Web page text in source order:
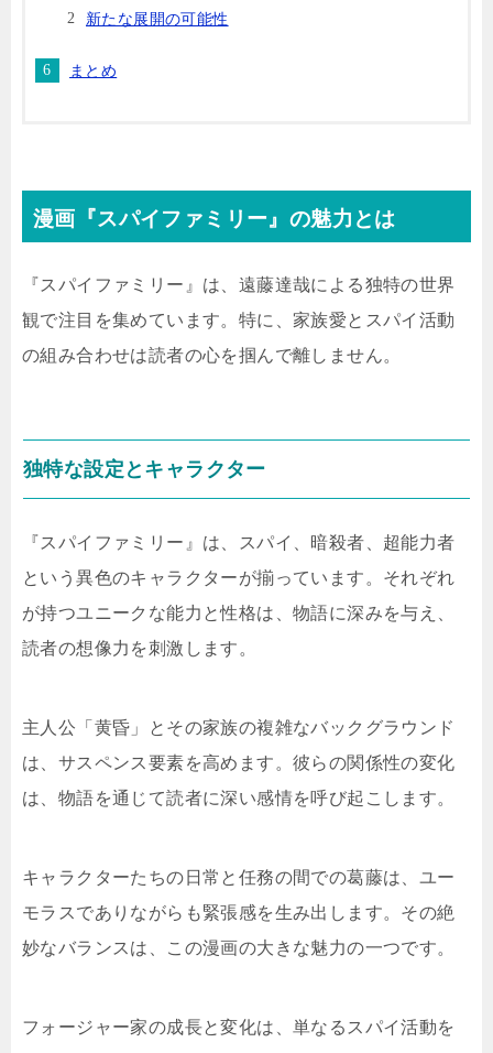
新たな展開の可能性
まとめ
漫画『スパイファミリー』の魅力とは
『スパイファミリー』は、遠藤達哉による独特の世界
観で注目を集めています。特に、家族愛とスパイ活動
の組み合わせは読者の心を掴んで離しません。
独特な設定とキャラクター
『スパイファミリー』は、スパイ、暗殺者、超能力者
という異色のキャラクターが揃っています。それぞれ
が持つユニークな能力と性格は、物語に深みを与え、
読者の想像力を刺激します。
主人公「黄昏」とその家族の複雑なバックグラウンド
は、サスペンス要素を高めます。彼らの関係性の変化
は、物語を通じて読者に深い感情を呼び起こします。
キャラクターたちの日常と任務の間での葛藤は、ユー
モラスでありながらも緊張感を生み出します。その絶
妙なバランスは、この漫画の大きな魅力の一つです。
フォージャー家の成長と変化は、単なるスパイ活動を